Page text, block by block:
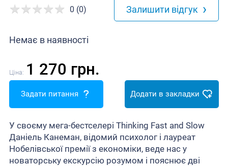
Немає в наявності
0 (0) Залишити відгук ›
Ціна: 1 270 грн.
Задати питання Додати в закладки
У своєму мега-бестселері Thinking Fast and Slow
Даніель Канеман, відомий психолог і лауреат
Нобелівської премії з економіки, веде нас у
новаторську екскурсію розумом і пояснює дві